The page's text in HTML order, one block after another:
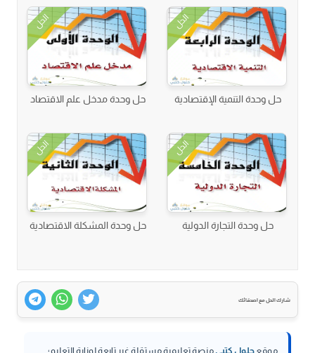
الحل
حل وحدة التنمية الإقتصادية
الحل
حل وحدة مدخل علم الاقتصاد
الحل
حل وحدة التجارة الدولية
الحل
حل وحدة المشكلة الاقتصادية
شارك الحل مع اصدقائك
موقع حلول كتبي منصة تعليمية مستقلة غير تابعة لوزارة التعليم؛